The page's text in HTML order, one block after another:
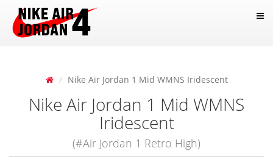
Nike Air Jordan 1 Mid WMNS Iridescent
Nike Air Jordan 1 Mid WMNS
Iridescent
(#Air Jordan 1 Retro High)